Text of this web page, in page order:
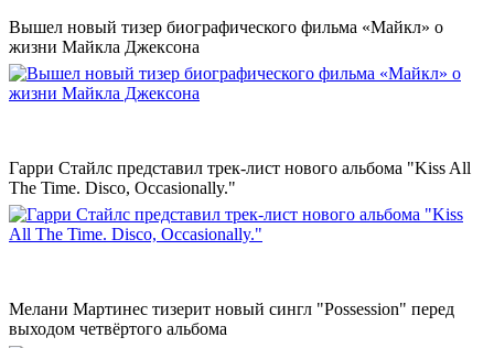
Вышел новый тизер биографического фильма «Майкл» о
жизни Майкла Джексона
Гарри Стайлс представил трек-лист нового альбома "Kiss All
The Time. Disco, Occasionally."
Мелани Мартинес тизерит новый сингл "Possession" перед
выходом четвёртого альбома